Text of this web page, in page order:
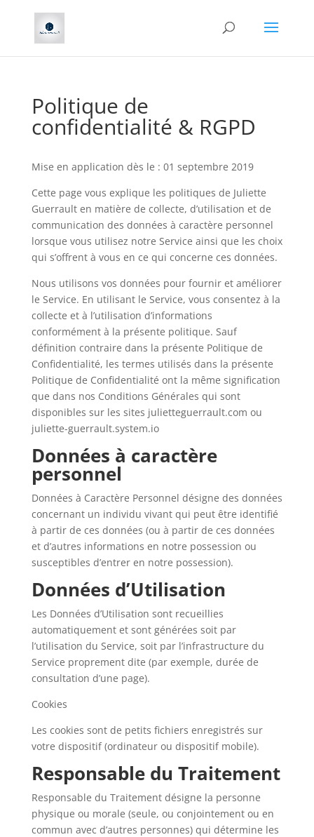
Politique de
confidentialité & RGPD
Mise en application dès le : 01 septembre 2019
Cette page vous explique les politiques de Juliette
Guerrault en matière de collecte, d’utilisation et de
communication des données à caractère personnel
lorsque vous utilisez notre Service ainsi que les choix
qui s’offrent à vous en ce qui concerne ces données.
Nous utilisons vos données pour fournir et améliorer
le Service. En utilisant le Service, vous consentez à la
collecte et à l’utilisation d’informations
conformément à la présente politique. Sauf
définition contraire dans la présente Politique de
Confidentialité, les termes utilisés dans la présente
Politique de Confidentialité ont la même signification
que dans nos Conditions Générales qui sont
disponibles sur les sites julietteguerrault.com ou
juliette-guerrault.system.io
Données à caractère
personnel
Données à Caractère Personnel désigne des données
concernant un individu vivant qui peut être identifié
à partir de ces données (ou à partir de ces données
et d’autres informations en notre possession ou
susceptibles d’entrer en notre possession).
Données d’Utilisation
Les Données d’Utilisation sont recueillies
automatiquement et sont générées soit par
l’utilisation du Service, soit par l’infrastructure du
Service proprement dite (par exemple, durée de
consultation d’une page).
Cookies
Les cookies sont de petits fichiers enregistrés sur
votre dispositif (ordinateur ou dispositif mobile).
Responsable du Traitement
Responsable du Traitement désigne la personne
physique ou morale (seule, ou conjointement ou en
commun avec d’autres personnes) qui détermine les